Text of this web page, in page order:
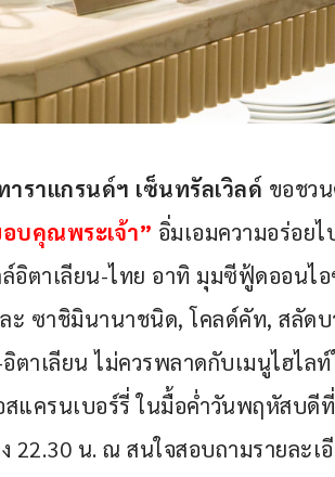
ราแกรนด์ฯ เซ็นทรัลเวิลด์ ขอชว
บคุณพระเจ้า” อิ่มเอมความอร่อย
อิตาเลียน-ไทย อาทิ มุมซีฟู้ดออนไอ
ะ ซาชิมินานาชนิด, โคลด์คัท, สลัด
าเลียน ไม่ควรพลาดกับเมนูไฮไล
สแครนเบอร์รี่ ในมื้อค่ำวันพฤหัสบดี
22.30 น. ณ สนใจสอบถามรายละเ